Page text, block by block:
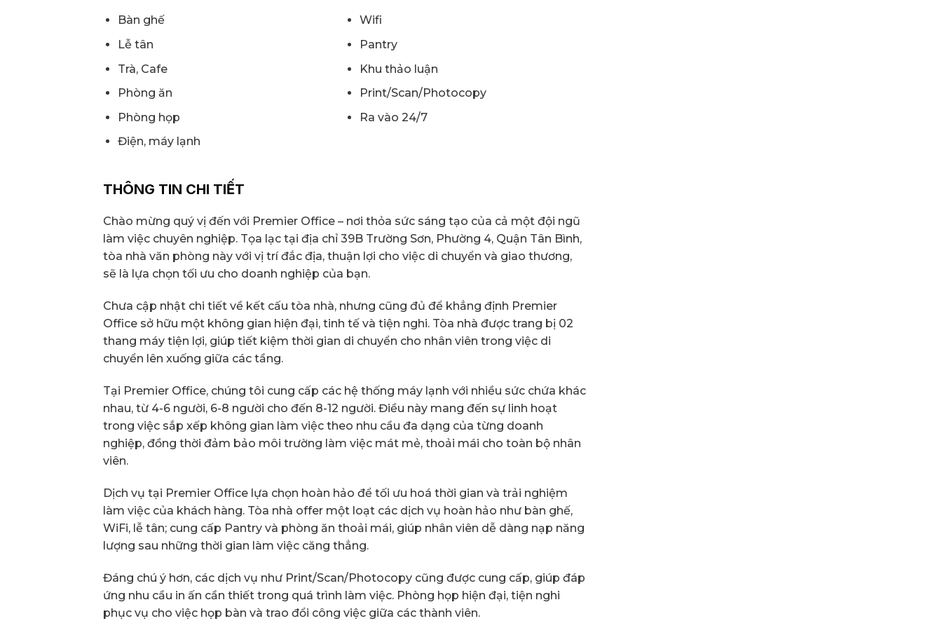
Bàn ghế
Wifi
Lễ tân
Pantry
Trà, Cafe
Khu thảo luận
Phòng ăn
Print/Scan/Photocopy
Phòng họp
Ra vào 24/7
Điện, máy lạnh
THÔNG TIN CHI TIẾT
Chào mừng quý vị đến với Premier Office – nơi thỏa sức sáng tạo của cả một đội ngũ
làm việc chuyên nghiệp. Tọa lạc tại địa chỉ 39B Trường Sơn, Phường 4, Quận Tân Bình,
tòa nhà văn phòng này với vị trí đắc địa, thuận lợi cho việc di chuyển và giao thương,
sẽ là lựa chọn tối ưu cho doanh nghiệp của bạn.
Chưa cập nhật chi tiết về kết cấu tòa nhà, nhưng cũng đủ để khẳng định Premier
Office sở hữu một không gian hiện đại, tinh tế và tiện nghi. Tòa nhà được trang bị 02
thang máy tiện lợi, giúp tiết kiệm thời gian di chuyển cho nhân viên trong việc di
chuyển lên xuống giữa các tầng.
Tại Premier Office, chúng tôi cung cấp các hệ thống máy lạnh với nhiều sức chứa khác
nhau, từ 4-6 người, 6-8 người cho đến 8-12 người. Điều này mang đến sự linh hoạt
trong việc sắp xếp không gian làm việc theo nhu cầu đa dạng của từng doanh
nghiệp, đồng thời đảm bảo môi trường làm việc mát mẻ, thoải mái cho toàn bộ nhân
viên.
Dịch vụ tại Premier Office lựa chọn hoàn hảo để tối ưu hoá thời gian và trải nghiệm
làm việc của khách hàng. Tòa nhà offer một loạt các dịch vụ hoàn hảo như bàn ghế,
WiFi, lễ tân; cung cấp Pantry và phòng ăn thoải mái, giúp nhân viên dễ dàng nạp năng
lượng sau những thời gian làm việc căng thẳng.
Đáng chú ý hơn, các dịch vụ như Print/Scan/Photocopy cũng được cung cấp, giúp đáp
ứng nhu cầu in ấn cần thiết trong quá trình làm việc. Phòng họp hiện đại, tiện nghi
phục vụ cho việc họp bàn và trao đổi công việc giữa các thành viên.